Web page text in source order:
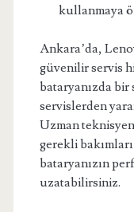
kullanmaya
Ankara’da,
güvenilir servis
bataryanızda bir
servislerden
Uzman
gerekli
bataryanızın
uzatabilirsiniz.